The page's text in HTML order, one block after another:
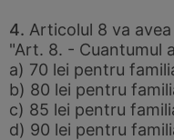
4. Articolul 8 va
"Art. 8. - Cuantumul
a) 70 lei pentru
b) 80 lei pentru
c) 85 lei pentru
d) 90 lei pentru